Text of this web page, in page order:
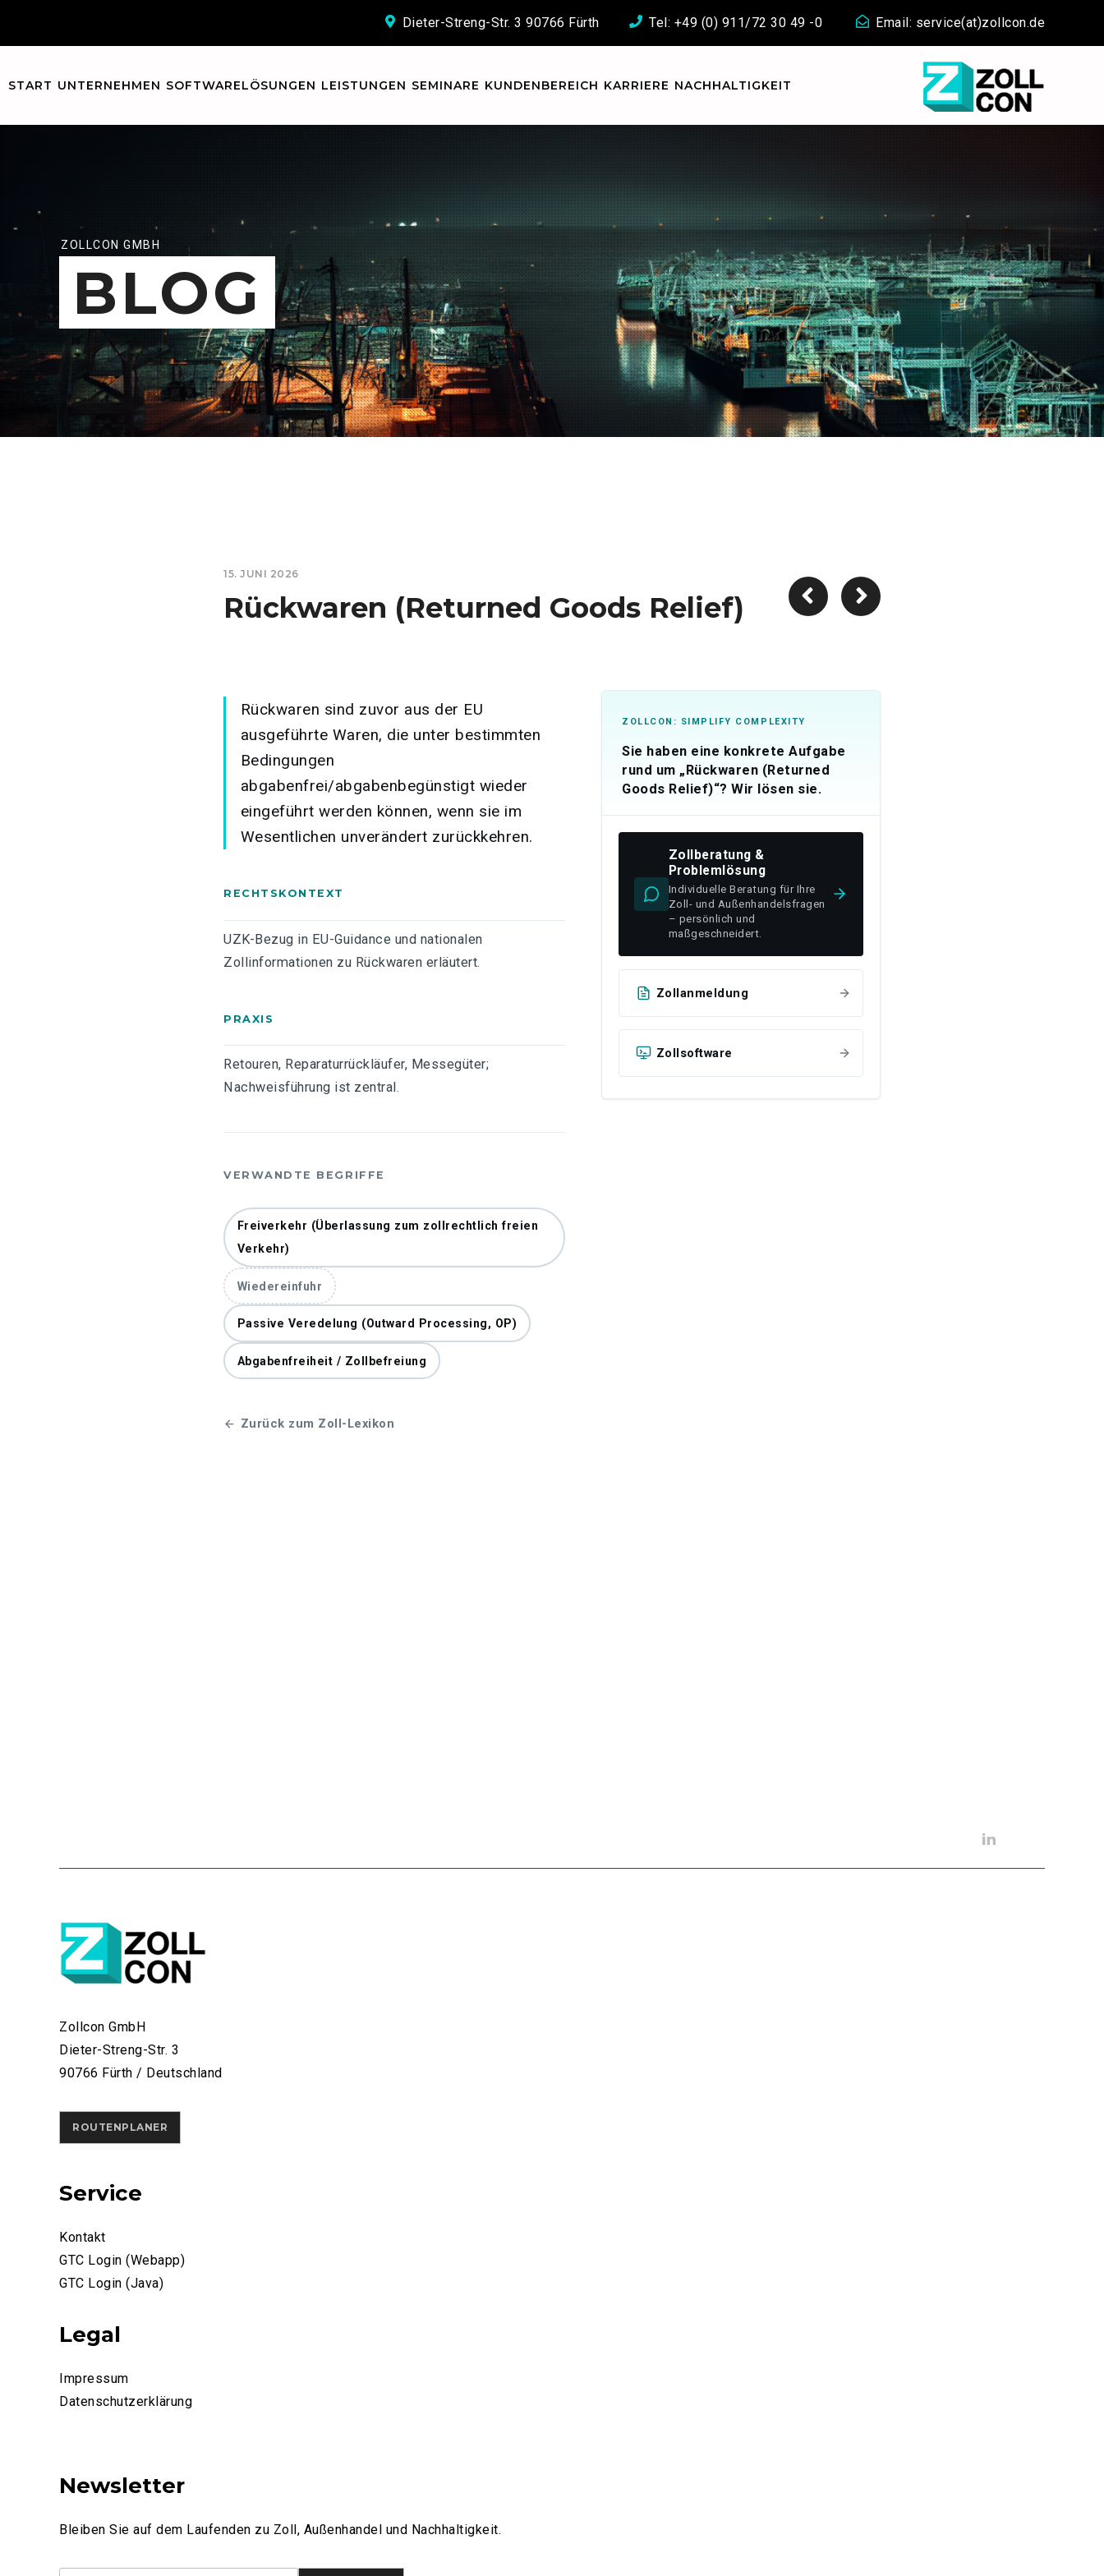
Dieter-Streng-Str. 3 90766 Fürth Tel: +49 (0) 911/72 30 49 -0 Email: service(at)zollcon.de
START UNTERNEHMEN SOFTWARELÖSUNGEN LEISTUNGEN SEMINARE KUNDENBEREICH KARRIERE NACHHALTIGKEIT
ZOLLCON GMBH
BLOG
15. JUNI 2026
Rückwaren (Returned Goods Relief)
Rückwaren sind zuvor aus der EU
ausgeführte Waren, die unter bestimmten
Bedingungen
abgabenfrei/abgabenbegünstigt wieder
eingeführt werden können, wenn sie im
Wesentlichen unverändert zurückkehren.
RECHTSKONTEXT
UZK-Bezug in EU-Guidance und nationalen
Zollinformationen zu Rückwaren erläutert.
PRAXIS
Retouren, Reparaturrückläufer, Messegüter;
Nachweisführung ist zentral.
VERWANDTE BEGRIFFE
Freiverkehr (Überlassung zum zollrechtlich freien
Verkehr)
Wiedereinfuhr
Passive Veredelung (Outward Processing, OP)
Abgabenfreiheit / Zollbefreiung
ZOLLCON: SIMPLIFY COMPLEXITY
Sie haben eine konkrete Aufgabe
rund um „Rückwaren (Returned
Goods Relief)“? Wir lösen sie.
Zollberatung &
Problemlösung
Individuelle Beratung für Ihre
Zoll- und Außenhandelsfragen
– persönlich und
maßgeschneidert.
Zollanmeldung
Zollsoftware
Zurück zum Zoll-Lexikon
Zollcon GmbH
Dieter-Streng-Str. 3
90766 Fürth / Deutschland
ROUTENPLANER
Service
Kontakt
GTC Login (Webapp)
GTC Login (Java)
Legal
Impressum
Datenschutzerklärung
Newsletter
Bleiben Sie auf dem Laufenden zu Zoll, Außenhandel und Nachhaltigkeit.